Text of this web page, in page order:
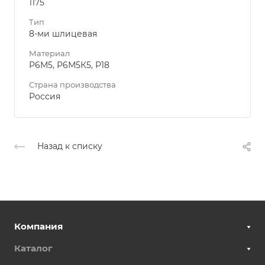
1175
Тип
8-ми шлицевая
Материал
Р6М5, Р6М5К5, Р18
Страна производства
Россия
Назад к списку
Компания
Каталог